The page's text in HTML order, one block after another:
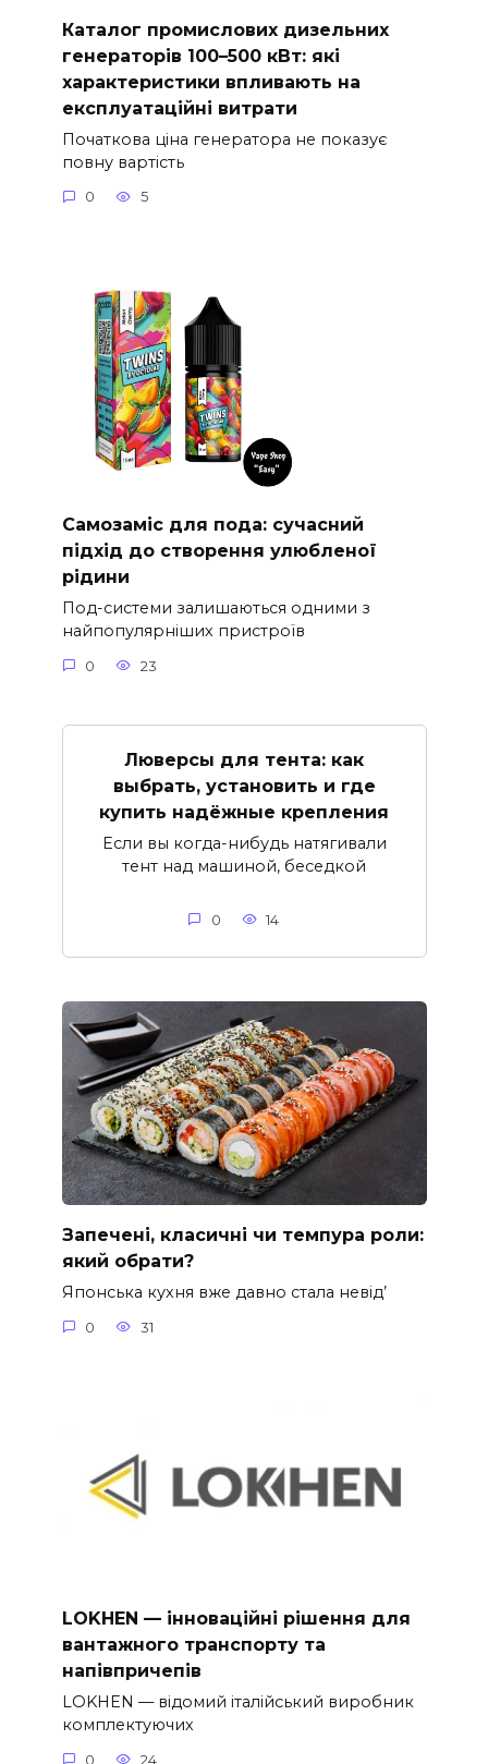
Каталог промислових дизельних
генераторів 100–500 кВт: які
характеристики впливають на
експлуатаційні витрати
Початкова ціна генератора не показує
повну вартість
0 5
Самозаміс для пода: сучасний
підхід до створення улюбленої
рідини
Под-системи залишаються одними з
найпопулярніших пристроїв
0 23
Люверсы для тента: как
выбрать, установить и где
купить надёжные крепления
Если вы когда-нибудь натягивали
тент над машиной, беседкой
0 14
Запечені, класичні чи темпура роли:
який обрати?
Японська кухня вже давно стала невід’
0 31
LOKHEN — інноваційні рішення для
вантажного транспорту та
напівпричепів
LOKHEN — відомий італійський виробник
комплектуючих
0 24